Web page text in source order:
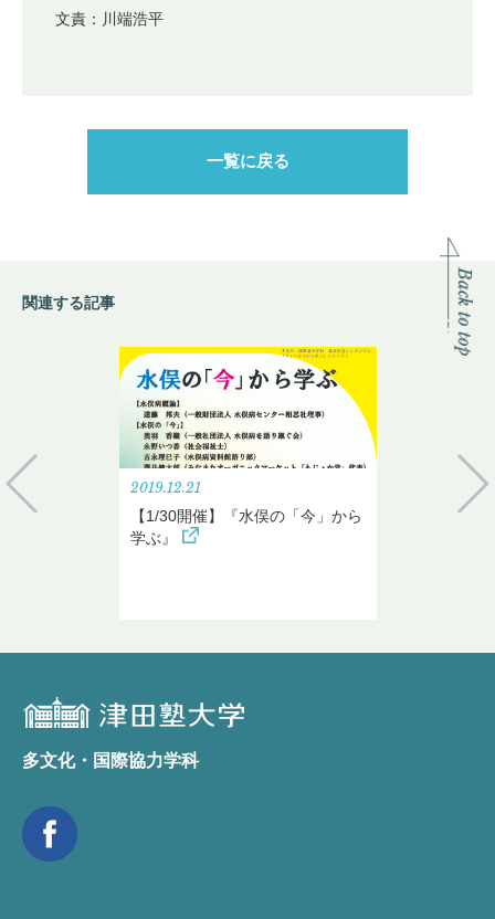
文責：川端浩平
一覧に戻る
関連する記事
2019.12.21
【1/30開催】『水俣の「今」から
学ぶ』
多文化・国際協力学科